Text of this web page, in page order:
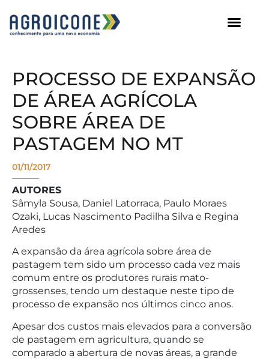
PROCESSO DE EXPANSÃO
DE ÁREA AGRÍCOLA
SOBRE ÁREA DE
PASTAGEM NO MT
01/11/2017
AUTORES
Sâmyla Sousa, Daniel Latorraca, Paulo Moraes
Ozaki, Lucas Nascimento Padilha Silva e Regina
Aredes
A expansão da área agrícola sobre área de
pastagem tem sido um processo cada vez mais
comum entre os produtores rurais mato-
grossenses, tendo um destaque neste tipo de
processo de expansão nos últimos cinco anos.
Apesar dos custos mais elevados para a conversão
de pastagem em agricultura, quando se
comparado a abertura de novas áreas, a grande